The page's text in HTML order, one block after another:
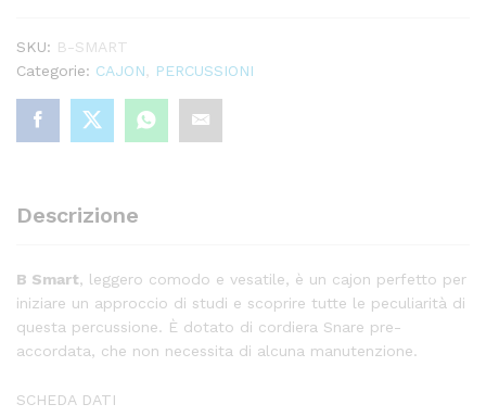
SKU: B-SMART
Categorie: CAJON PERCUSSIONI
Descrizione
B Smart, leggero comodo e vesatile, è un cajon perfetto per
iniziare un approccio di studi e scoprire tutte le peculiarità di
questa percussione. È dotato di cordiera Snare pre-
accordata, che non necessita di alcuna manutenzione.
SCHEDA DATI